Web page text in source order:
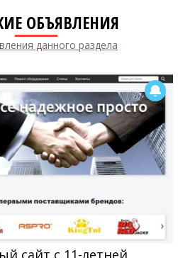
ОБЪЯВЛЕНИЯ
данного раздела
сайт с 11-летней